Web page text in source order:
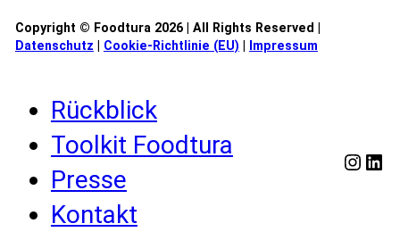
Copyright © Foodtura 2026 | All Rights Reserved |
Datenschutz
Cookie-Richtlinie (EU) Impressum
Rückblick
Toolkit Foodtura
Presse
Kontakt